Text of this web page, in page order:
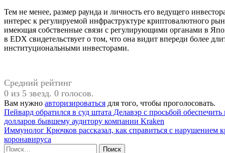
Тем не менее, размер раунда и личность его ведущего
интерес к регулируемой инфраструктуре криптовалютного
имеющая собственные связи с регулирующими органами в
в EDX свидетельствует о том, что она видит впереди более
институциональными инвесторами.
Средний рейтинг
0 из 5 звезд. 0 голосов.
Вам нужно авторизироваться для того, чтобы проголосовать.
Навигация
по
записям
Пейвард обратился в суд штата Делавэр с просьбой
долларов бывшему аудитору компании Kraken
Иммунолог Крючков рассказал, как справиться с нарушением
коронавируса
Найти: